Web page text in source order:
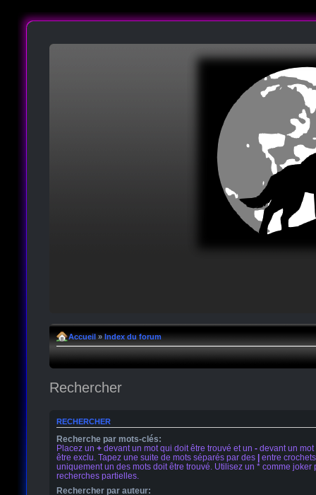
Accueil » Index du forum
Rechercher
RECHERCHER
Recherche par mots-clés:
Placez un + devant un mot qui doit être trouvé et un - devant un mot
être exclu. Tapez une suite de mots séparés par des | entre
uniquement un des mots doit être trouvé. Utilisez un * comme joker
recherches partielles.
Rechercher par auteur: